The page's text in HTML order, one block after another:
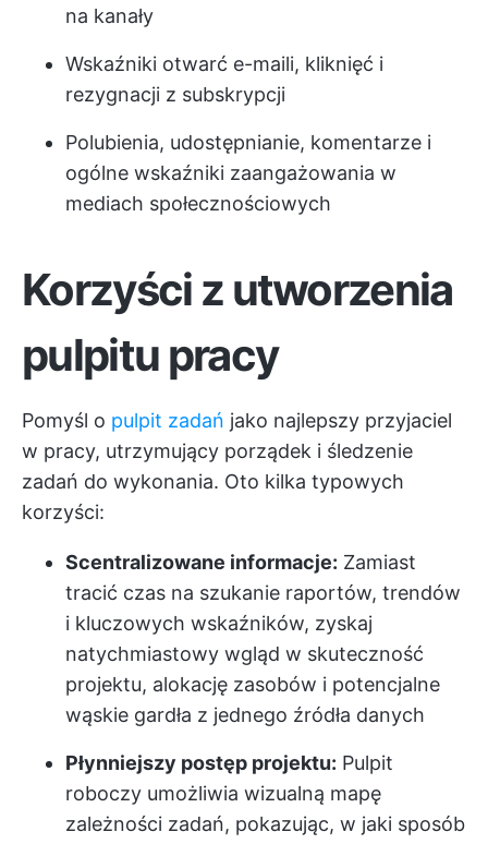
na kanały
Wskaźniki otwarć e-maili, kliknięć i
rezygnacji z subskrypcji
Polubienia, udostępnianie, komentarze i
ogólne wskaźniki zaangażowania w
mediach społecznościowych
Korzyści z utworzenia
pulpitu pracy
Pomyśl o pulpit zadań jako najlepszy przyjaciel
w pracy, utrzymujący porządek i śledzenie
zadań do wykonania. Oto kilka typowych
korzyści:
Scentralizowane informacje: Zamiast
tracić czas na szukanie raportów, trendów
i kluczowych wskaźników, zyskaj
natychmiastowy wgląd w skuteczność
projektu, alokację zasobów i potencjalne
wąskie gardła z jednego źródła danych
Płynniejszy postęp projektu: Pulpit
roboczy umożliwia wizualną mapę
zależności zadań, pokazując, w jaki sposób